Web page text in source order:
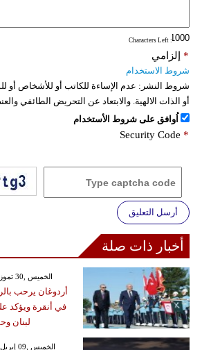
: Characters Left
إلزامي *
شروط الاستخدام
شروط النشر: عدم الإساءة للكاتب أو للأشخاص أو
أو الذات الالهية. والابتعاد عن التحريض الطائفي
اُوافق على شروط الأستخدام
Security Code *
أرسل التعليق
أخبار ذات صلة
GMT 18:33 2026 الخميس ,30 تموز / يوليو
أردوغان يرحب
في أنقرة ويؤكد
لبنان
GMT 01:33 2026 الخميس ,09 إبريل / نيسان